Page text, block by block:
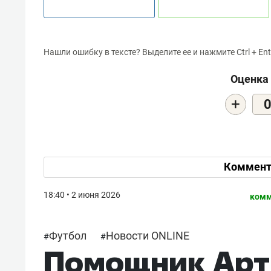
Нашли ошибку в тексте? Выделите ее и нажмите Ctrl +
Оценка
+ 0
18:40 • 2 июня 2026
#Футбол #Новости ONLINE
Помощник